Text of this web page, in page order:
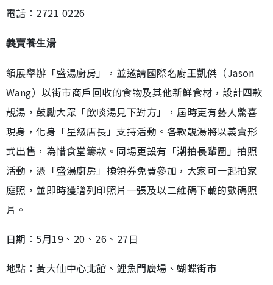
電話︰2721 0226
義賣養生湯
領展舉辦「盛湯廚房」，並邀請國際名廚王凱傑（Jason
Wang）以街市商戶回收的食物及其他新鮮食材，設計四款
靚湯，鼓勵大眾「飲啖湯見下對方」，屆時更有藝人驚喜
現身，化身「星級店長」支持活動。各款靚湯將以義賣形
式出售，為惜食堂籌款。同場更設有「潮拍長輩圖」拍照
活動，憑「盛湯廚房」換領券免費參加，大家可一起拍家
庭照，並即時獲贈列印照片一張及以二維碼下載的數碼照
片。
日期︰5月19、20、26、27日
地點︰黃大仙中心北館、鯉魚門廣場、蝴蝶街市